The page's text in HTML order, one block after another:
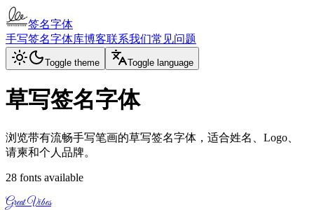
签名字体
手写签名字体库博客联系我们常见问题
Toggle theme Toggle language
草写签名字体
浏览带有流畅手写笔画的草写签名字体，适合姓名、Logo、
请柬和个人品牌。
28 fonts available
Great Vibes